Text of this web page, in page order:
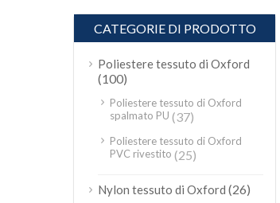
CATEGORIE DI PRODOTTO
Poliestere tessuto di Oxford
(100)
Poliestere tessuto di Oxford
spalmato PU (37)
Poliestere tessuto di Oxford
PVC rivestito (25)
Nylon tessuto di Oxford (26)